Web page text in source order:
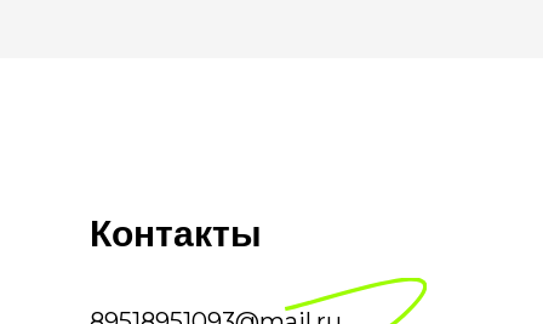
Контакты